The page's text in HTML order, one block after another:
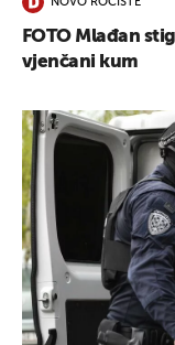
NOVO ROČIŠTE
FOTO Mlađan
vjenčani kum